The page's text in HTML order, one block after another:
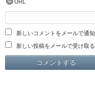
URL
新しいコメントをメールで通知
新しい投稿をメールで受け取る